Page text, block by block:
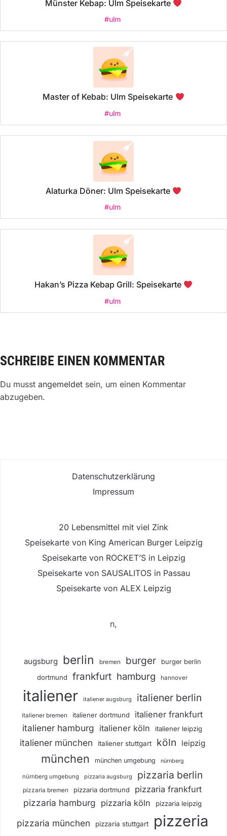
Münster Kebap: Ulm Speisekarte
#ulm
Master of Kebab: Ulm Speisekarte
#ulm
Alaturka Döner: Ulm Speisekarte
#ulm
Hakan’s Pizza Kebap Grill: Speisekarte
#ulm
SCHREIBE EINEN KOMMENTAR
Du musst angemeldet sein, um einen Kommentar
abzugeben.
Datenschutzerklärung
Impressum
20 Lebensmittel mit viel Zink
Speisekarte von King American Burger Leipzig
Speisekarte von ROCKET’S in Leipzig
Speisekarte von SAUSALITOS in Passau
Speisekarte von ALEX Leipzig
n,
augsburg berlin bremen burger burger berlin
dortmund frankfurt hamburg hannover
italiener italiener augsburg italiener berlin
italiener bremen italiener dortmund italiener frankfurt
italiener hamburg italiener köln italiener leipzig
italiener münchen italiener stuttgart köln leipzig
münchen münchen umgebung nürnberg
nürnberg umgebung pizzaria augsburg pizzaria berlin
pizzaria bremen pizzaria dortmund pizzaria frankfurt
pizzaria hamburg pizzaria köln pizzaria leipzig
pizzaria münchen pizzaria stuttgart pizzeria